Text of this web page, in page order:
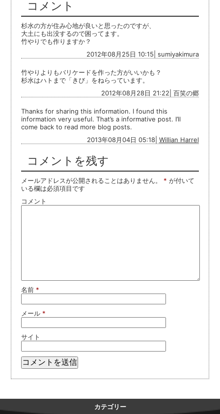
カテゴリー
コメント
杉水の方が住み心地が良いと思ったのですが、
大土にも出没するので困ってます。
竹やりでも作りますか？
2012年08月25日 10:15| sumiyakimura
竹やりよりもバリケードを作った方がいいかも？
杉水はハトまで「きび」をねらっています。
2012年08月28日 21:22| 百笑の郷
Thanks for sharing this information. I found this
information very useful. That’s a informative post. I’ll
come back to read more blog posts.
2013年08月04日 05:18| Willian Harrel
コメントを残す
メールアドレスが公開されることはありません。 * が付いて
いる欄は必須項目です
コメント
名前 *
メール *
サイト